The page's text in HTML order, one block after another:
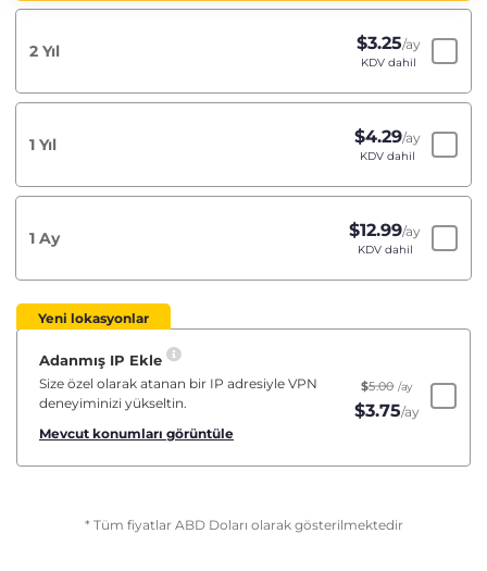
2 Yıl $3.25/ay
KDV dahil
1 Yıl $4.29/ay
KDV dahil
1 Ay $12.99/ay
KDV dahil
Yeni lokasyonlar
Adanmış IP Ekle
Size özel olarak atanan bir IP adresiyle VPN
deneyiminizi yükseltin.
Mevcut konumları görüntüle
$5.00 /ay
$3.75/ay
* Tüm fiyatlar ABD Doları olarak gösterilmektedir